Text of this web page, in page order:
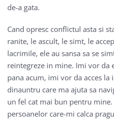
de-a gata.
Cand opresc conflictul asta si
ranite, le ascult, le simt, le
lacrimile, ele au sansa sa se
reintegreze in mine. Imi vor da
pana acum, imi vor da acces
dinauntru care ma ajuta sa
un fel cat mai bun pentru mine.
persoanelor care-mi calca